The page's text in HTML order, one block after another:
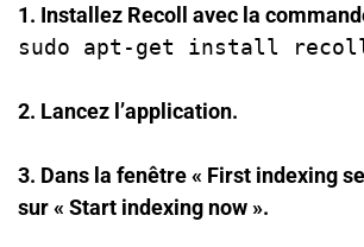
1. Installez Recoll avec la
sudo apt-get install
2. Lancez l’application.
3. Dans la fenêtre « First indexing
sur « Start indexing now ».